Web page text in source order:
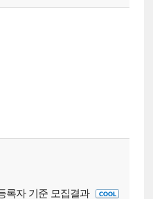
록자 기준 모집결과